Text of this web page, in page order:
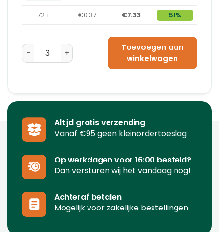
72 + €0.37 €7.33 51%
Amerikaanse Vouwdoos 230 x 190 x 120 - C-Golf
Toevoegen aan
winkelwagen
Altijd gratis verzending
Vanaf €95 geen kleinordertoeslag
Op werkdagen voor 16:00 besteld?
Dan versturen wij het vandaag nog!
Achteraf betalen
Mogelijk voor zakelijke bestellingen